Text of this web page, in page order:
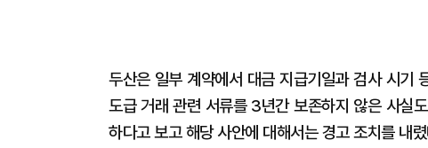
두산은 일부 계약에서 대금 지급기일과 검사 시기
도급 거래 관련 서류를 3년간 보존하지 않은 사실
하다고 보고 해당 사안에 대해서는 경고 조치를 내